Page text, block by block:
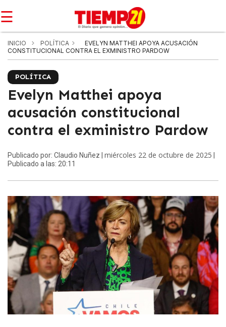
☰
INICIO POLÍTICA
EVELYN MATTHEI APOYA ACUSACIÓN
CONSTITUCIONAL CONTRA EL EXMINISTRO PARDOW
POLÍTICA
Evelyn Matthei apoya
acusación constitucional
contra el exministro Pardow
Publicado por: Claudio Nuñez | miércoles 22 de octubre de 2025
Publicado a las: 20:11